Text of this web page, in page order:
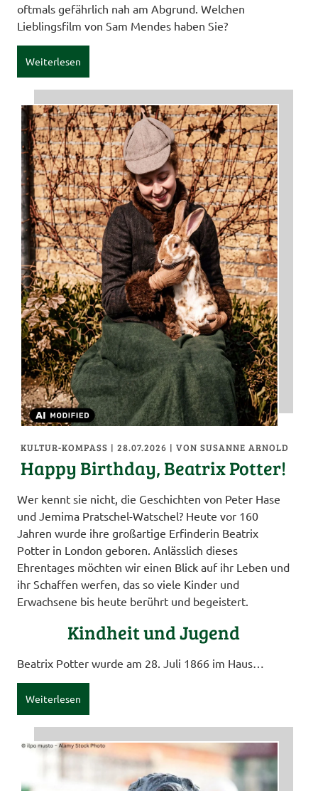
oftmals gefährlich nah am Abgrund. Welchen
Lieblingsfilm von Sam Mendes haben Sie?
Weiterlesen
KULTUR-KOMPASS | 28.07.2026 | VON SUSANNE ARNOLD
Happy Birthday, Beatrix Potter!
Wer kennt sie nicht, die Geschichten von Peter Hase
und Jemima Pratschel-Watschel? Heute vor 160
Jahren wurde ihre großartige Erfinderin Beatrix
Potter in London geboren. Anlässlich dieses
Ehrentages möchten wir einen Blick auf ihr Leben und
ihr Schaffen werfen, das so viele Kinder und
Erwachsene bis heute berührt und begeistert.
Kindheit und Jugend
Beatrix Potter wurde am 28. Juli 1866 im Haus…
Weiterlesen